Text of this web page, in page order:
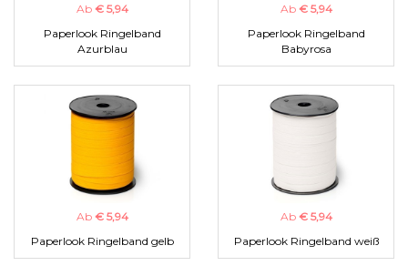
Ab € 5,94
Paperlook Ringelband
Azurblau
Ab € 5,94
Paperlook Ringelband
Babyrosa
Ab € 5,94
Paperlook Ringelband gelb
Ab € 5,94
Paperlook Ringelband weiß